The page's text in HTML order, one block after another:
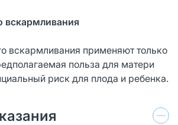
вскармливания
вскармливания применяют только
польза для матери
риск для плода и ребенка.